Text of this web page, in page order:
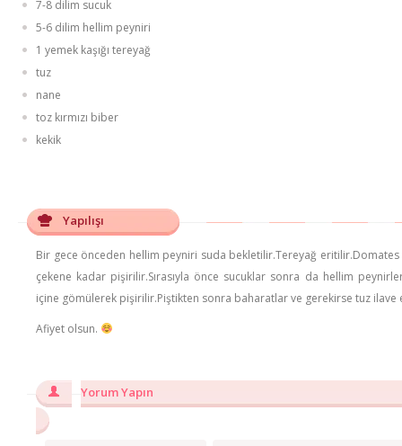
7-8 dilim sucuk
5-6 dilim hellim peyniri
1 yemek kaşığı tereyağ
tuz
nane
toz kırmızı biber
kekik
Yapılışı
Bir gece önceden hellim peyniri suda bekletilir.Tereyağ
çekene kadar pişirilir.Sırasıyla önce sucuklar sonra da hellim
içine gömülerek pişirilir.Piştikten sonra baharatlar ve gerekirse tuz ilave
Afiyet olsun.
Yorum Yapın